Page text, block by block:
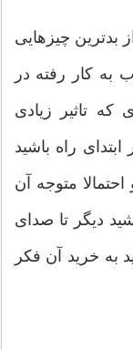
بدترین چیزهایی
به کار رفته در
که تاثیر زیادی
راه باشید
متوجه آن
دیگر تا صدای
به خرید آن فکر